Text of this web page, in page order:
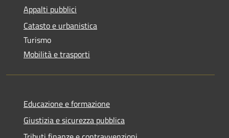
Appalti pubblici
Catasto e urbanistica
Turismo
Mobilità e trasporti
Educazione e formazione
Giustizia e sicurezza pubblica